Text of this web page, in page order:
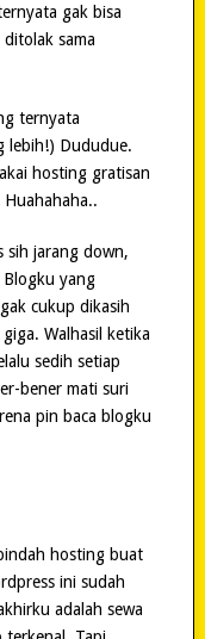
gak bisa
sama
ternyata
lebih!) Dududue.
hosting gratisan
sih jarang down,
yang
cukup dikasih
Walhasil ketika
sedih setiap
bener mati suri
pin baca blogku
hosting buat
ini sudah
adalah sewa